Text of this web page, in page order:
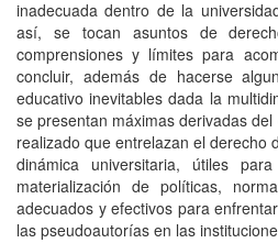
inadecuada dentro de la
así, se tocan asuntos de
comprensiones y límites para
concluir, además de hacerse
educativo inevitables dada la
se presentan máximas derivadas
realizado que entrelazan el derecho
dinámica universitaria, útiles
materialización de políticas,
adecuados y efectivos para
las pseudoautorías en las